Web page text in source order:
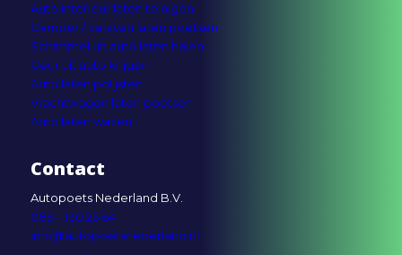
Auto interieur laten reinigen
Camper / caravan laten poetsen
Schimmel uit auto laten halen
Geur uit auto krijgen
Auto laten polijsten
Vrachtwagen laten poetsen
Auto laten waxen
Contact
Autopoets Nederland B.V.
085 – 130 25 64
info@autopoetsnederland.nl